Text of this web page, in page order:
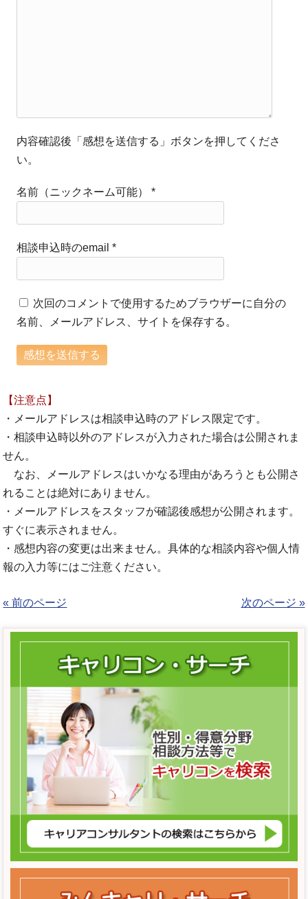
内容確認後「感想を送信する」ボタンを押してくださ
い。
名前（ニックネーム可能）*
相談申込時のemail*
次回のコメントで使用するためブラウザーに自分の
名前、メールアドレス、サイトを保存する。
【注意点】
・メールアドレスは相談申込時のアドレス限定です。
・相談申込時以外のアドレスが入力された場合は公開されま
せん。
なお、メールアドレスはいかなる理由があろうとも公開さ
れることは絶対にありません。
・メールアドレスをスタッフが確認後感想が公開されます。
すぐに表示されません。
・感想内容の変更は出来ません。具体的な相談内容や個人情
報の入力等にはご注意ください。
« 前のページ 次のページ »